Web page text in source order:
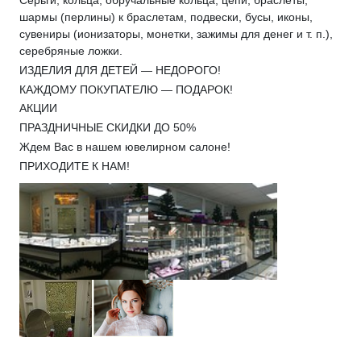
шармы (перлины) к браслетам, подвески, бусы, иконы,
сувениры (ионизаторы, монетки, зажимы для денег и т. п.),
серебряные ложки.
ИЗДЕЛИЯ ДЛЯ ДЕТЕЙ — НЕДОРОГО!
КАЖДОМУ ПОКУПАТЕЛЮ — ПОДАРОК!
АКЦИИ
ПРАЗДНИЧНЫЕ СКИДКИ ДО 50%
Ждем Вас в нашем ювелирном салоне!
ПРИХОДИТЕ К НАМ!